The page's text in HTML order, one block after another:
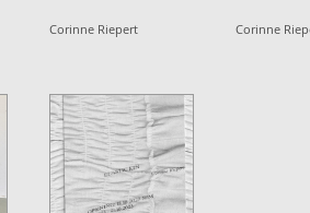
Corinne Riepert Corinne